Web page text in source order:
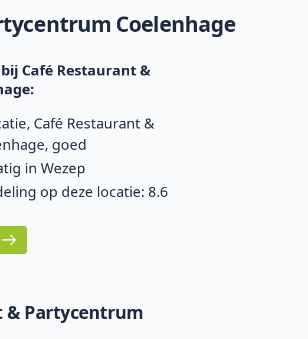
Coelenhage
Café Restaurant &
Café Restaurant &
goed
in Wezep
op deze locatie: 8.6
& Partycentrum